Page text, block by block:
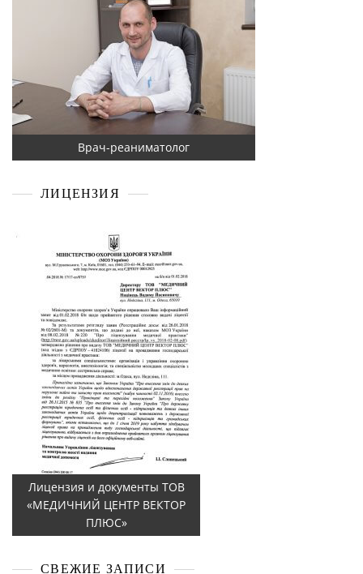
Врач-реаниматолог
ЛИЦЕНЗИЯ
Лицензия и документы ТОВ
«МЕДИЧНИЙ ЦЕНТР ВЕКТОР
ПЛЮС»
СВЕЖИЕ ЗАПИСИ